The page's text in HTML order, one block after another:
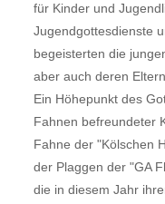
für Kinder und
Jugendgottesdienste
begeisterten die
aber auch deren
Ein Höhepunkt des
Fahnen befreundeter
Fahne der "Kölschen
der Plaggen der "GA
die in diesem Jahr